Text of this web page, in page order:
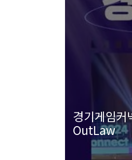
경기게임
OutLaw